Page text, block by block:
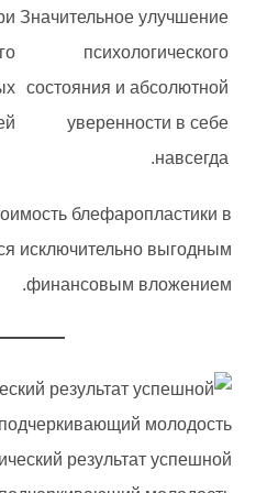
Значительное улучшение
психологического
состояния и абсолютной
уверенности в себе
навсегда.
при
блефаропластики в
исключительно выгодным
финансовым вложением.
результат успешной